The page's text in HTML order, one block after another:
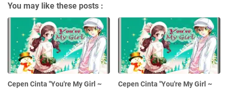
You may like these posts :
Cepen Cinta "You're My Girl ~
Cepen Cinta "You're My Girl ~